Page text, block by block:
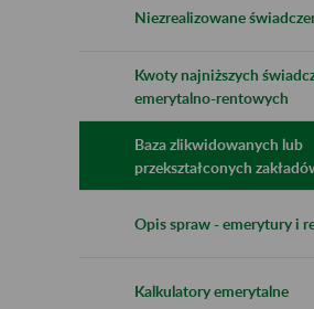
Niezrealizowane
Kwoty najniższych
emerytalno-rentowych
Baza zlikwidowanych lub
przekształconych
Opis spraw - emerytury i
Kalkulatory emerytalne